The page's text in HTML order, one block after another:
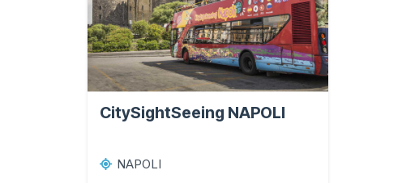
CitySightSeeing NAPOLI
NAPOLI